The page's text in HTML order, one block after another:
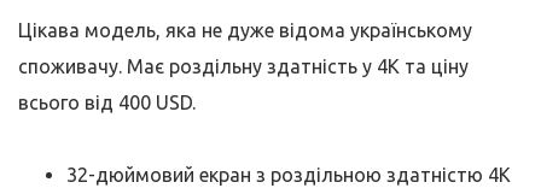
Цікава модель, яка не дуже відома українському
споживачу. Має роздільну здатність у 4K та ціну
всього від 400 USD.
32-дюймовий екран з роздільною здатністю 4K